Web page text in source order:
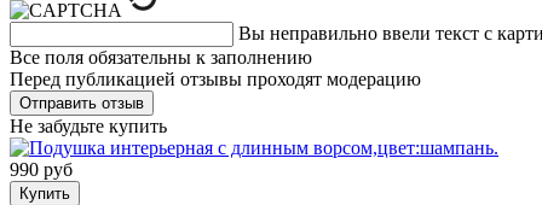
Вы неправильно ввели текст с
Все поля обязательны к заполнению
Перед публикацией отзывы проходят модерацию
Не забудьте купить
990 руб
Купить